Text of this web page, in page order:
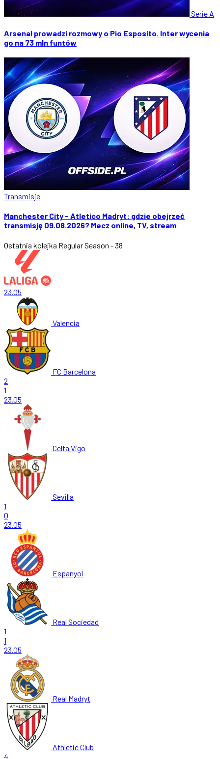
Serie A
Arsenal prowadzi rozmowy o Pio Esposito. Inter wycenia
go na 73 mln funtów
Transmisje
Manchester City - Atletico Madryt: gdzie obejrzeć
transmisję 09.08.2026? Mecz online, TV, stream
Ostatnia kolejka Regular Season - 38
23.05
Valencia
FC Barcelona
2
1
23.05
Celta Vigo
Sevilla
1
0
23.05
Espanyol
Real Sociedad
1
1
23.05
Real Madryt
Athletic Club
4